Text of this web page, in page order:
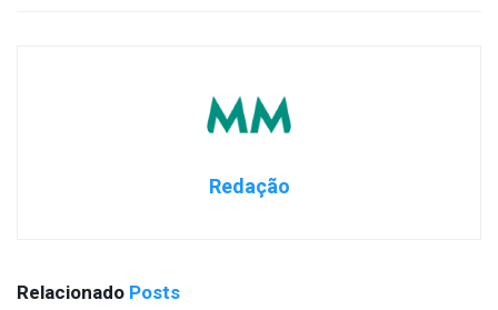
Redação
Relacionado Posts